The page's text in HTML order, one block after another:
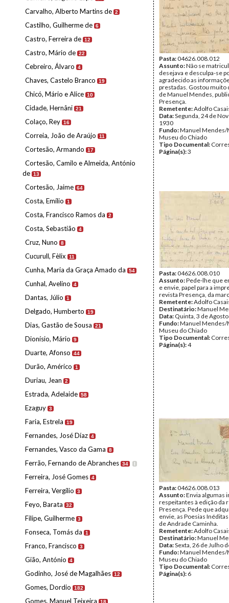
Carvalho, Alberto Martins de 2
Castilho, Guilherme de 6
Castro, Ferreira de 12
Castro, Mário de 22
Cebreiro, Álvaro 4
Chaves, Castelo Branco 19
Chicó, Mário e Alice 10
Cidade, Hernâni 21
Colaço, Rey 16
Correia, João de Araújo 11
Cortesão, Armando 17
Cortesão, Camilo e Almeida, António
de 13
Cortesão, Jaime 64
Costa, Emílio 1
Costa, Francisco Ramos da 2
Costa, Sebastião 4
Cruz, Nuno 8
Cucurull, Fèlix 11
Cunha, Maria da Graça Amado da 54
Cunhal, Avelino 4
Dantas, Júlio 1
Delgado, Humberto 19
Dias, Gastão de Sousa 21
Dionísio, Mário 9
Duarte, Afonso 44
Durão, Américo 1
Duriau, Jean 2
Estrada, Adelaide 58
Ezaguy 3
Faria, Estrela 19
Fernandes, José Díaz 4
Fernandes, Vasco da Gama 8
Ferrão, Fernando de Abranches 34 I
Ferreira, José Gomes 4
Ferreira, Vergílio 3
Feyo, Barata 32
Filipe, Guilherme 3
Fonseca, Tomás da 1
Franco, Francisco 3
Gião, António 4
Godinho, José de Magalhães 12
Gomes, Dordio 182
Gomes, Manuel Teixeira 18
Pasta:04626.008.012
Assunto:Não se
desejava e desculpa-se
agradecido as
prestadas. Gostou muito
de Manuel Mendes,
Presença.
Remetente:Adolfo
Data:Segunda, 24 de
1930
Fundo:Manuel Mendes/
Museu do Chiado
Tipo Documental:
Página(s):3
Pasta:04626.008.010
Assunto:Pede-lhe que
e envie, papel para a
revista Presença, da
Remetente:Adolfo
Destinatário:Manuel
Data: Quinta, 3 de
Fundo:Manuel Mendes/
Museu do Chiado
Tipo Documental:
Página(s):4
Pasta:04626.008.013
Assunto:Envia algumas
respeitantes à edição da
Presença. Pede que
envie, as Poesias
de Andrade Caminha.
Remetente:Adolfo
Destinatário:Manuel
Data:Sexta, 26 de Julho
Fundo:Manuel Mendes/
Museu do Chiado
Tipo Documental:
Página(s): 6